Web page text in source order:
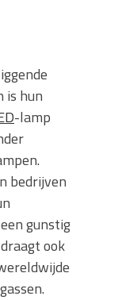
is hun
-lamp
bedrijven
gunstig
ook